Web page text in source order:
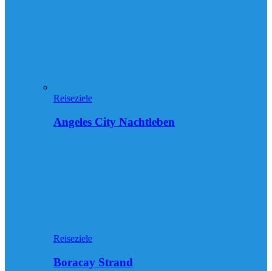
Reiseziele
Angeles City Nachtleben
Reiseziele
Boracay Strand